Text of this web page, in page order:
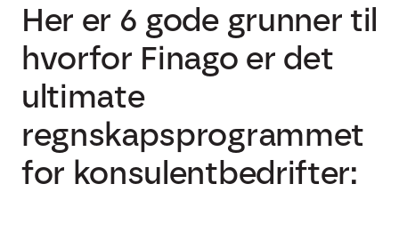
Her er 6 gode grunner til
hvorfor Finago er det
ultimate
regnskapsprogrammet
for konsulentbedrifter: